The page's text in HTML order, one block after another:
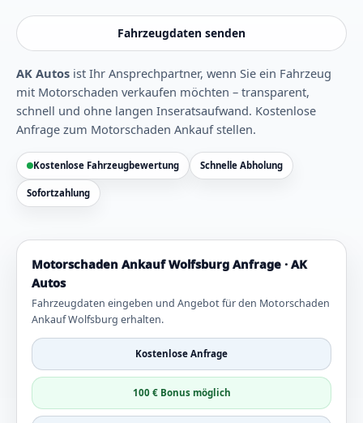
Fahrzeugdaten senden
AK Autos ist Ihr Ansprechpartner, wenn Sie ein Fahrzeug
mit Motorschaden verkaufen möchten – transparent,
schnell und ohne langen Inseratsaufwand. Kostenlose
Anfrage zum Motorschaden Ankauf stellen.
Kostenlose Fahrzeugbewertung Schnelle Abholung
Sofortzahlung
Motorschaden Ankauf Wolfsburg Anfrage · AK
Autos
Fahrzeugdaten eingeben und Angebot für den Motorschaden
Ankauf Wolfsburg erhalten.
Kostenlose Anfrage
100 € Bonus möglich